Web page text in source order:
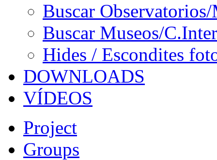
Buscar
Buscar Museos/
Hides / Escondites
DOWNLOADS
VÍDEOS
Project
Groups